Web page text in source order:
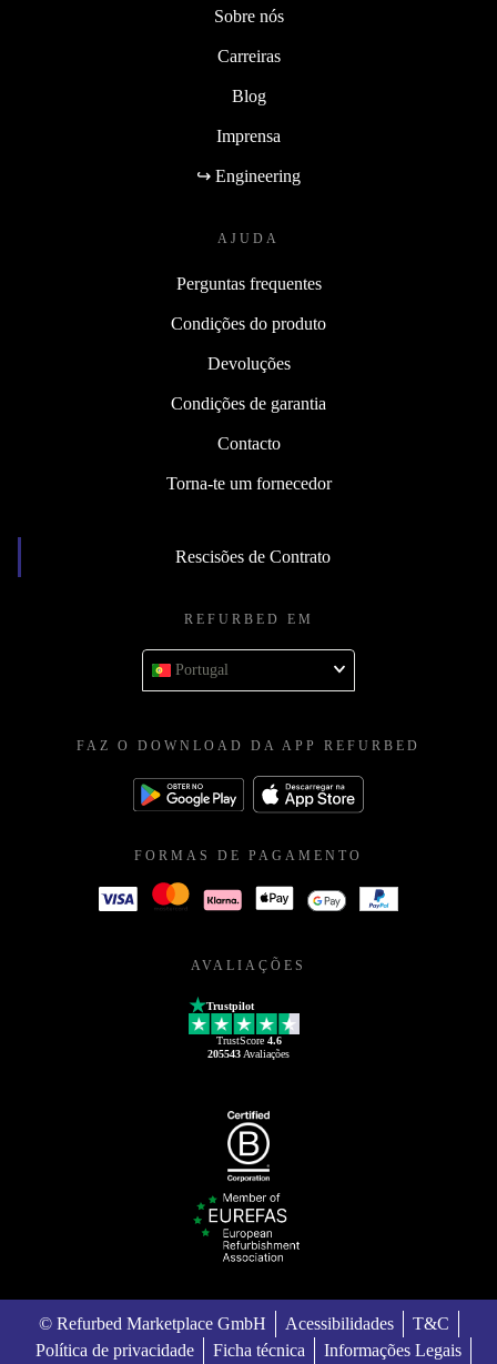
Sobre nós
Carreiras
Blog
Imprensa
↪ Engineering
AJUDA
Perguntas frequentes
Condições do produto
Devoluções
Condições de garantia
Contacto
Torna-te um fornecedor
Rescisões de Contrato
REFURBED EM
Portugal
FAZ O DOWNLOAD DA APP REFURBED
FORMAS DE PAGAMENTO
AVALIAÇÕES
Trustpilot
TrustScore 4.6
205543 Avaliações
© Refurbed Marketplace GmbH Acessibilidades
T&C
Política de privacidade
Ficha técnica Informações Legais